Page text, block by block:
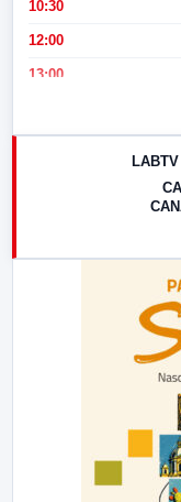
10:30
12:00
13:00
LABTV